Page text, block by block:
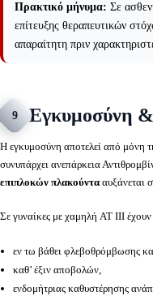
Πρακτικό μήνυμα: Σε
επίτευξης θεραπευτικών
απαραίτητη πριν
9 Εγκυμοσύνη
Η εγκυμοσύνη αποτελεί από μόνη
συνυπάρχει ανεπάρκεια
επιπλοκών πλακούντα αυξάνεται
Σε γυναίκες με χαμηλή AT III
εν τω βάθει φλεβοθρόμβωσης
καθ’ έξιν αποβολών,
ενδομήτριας καθυστέρησης